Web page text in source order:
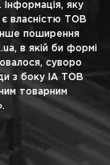
яку
є власністю ТОВ
поширення
в якій би формі
суворо
з боку ІА ТОВ
товарним